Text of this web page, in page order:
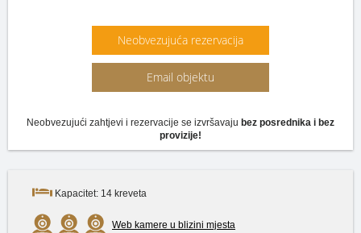
Neobvezujuća rezervacija
Email objektu
Neobvezujući zahtjevi i rezervacije se izvršavaju bez posrednika i bez
provizije!
Kapacitet: 14 kreveta
Web kamere u blizini mjesta